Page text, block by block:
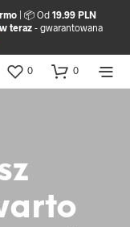
| 📦 Od 19.99 PLN
teraz - gwarantowana
0 0